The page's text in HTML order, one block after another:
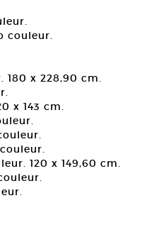
couleur.
180 x 228,90 cm.
x 143 cm.
120 x 149,60 cm.